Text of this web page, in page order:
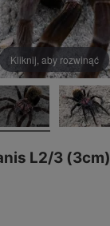
Kliknij, aby rozwinąć
L2/3 (3cm)